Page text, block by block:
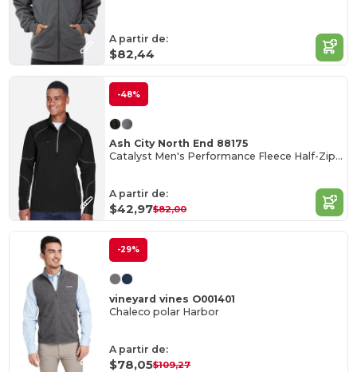
A partir de:
$82,44
-48%
Ash City North End 88175
Catalyst Men's Performance Fleece Half-Zip Top
A partir de:
$42,97$82,00
-29%
vineyard vines O001401
Chaleco polar Harbor
A partir de:
$78,05$109,27